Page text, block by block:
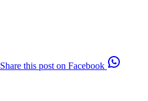
Share this post on Facebook